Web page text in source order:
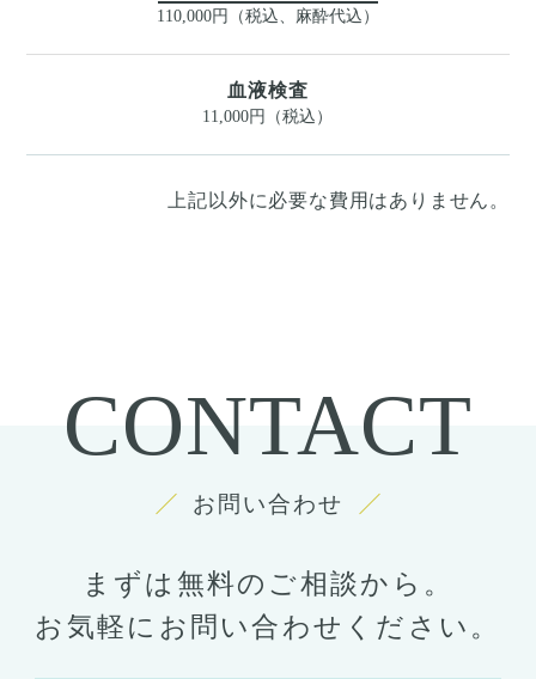
110,000円（税込、麻酔代込）
血液検査
11,000円（税込）
上記以外に必要な費用はありません。
CONTACT
お問い合わせ
まずは無料のご相談から。
お気軽にお問い合わせください。